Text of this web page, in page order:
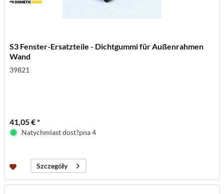
S3 Fenster-Ersatzteile - Dichtgummi für Außenrahmen
Wand
39821
41,05 € *
Natychmiast dost?pna 4
Szczegóły